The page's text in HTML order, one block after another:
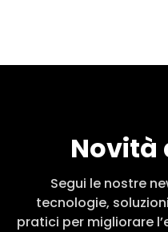
Novità
Segui le nostre
tecnologie,
pratici per migliorare